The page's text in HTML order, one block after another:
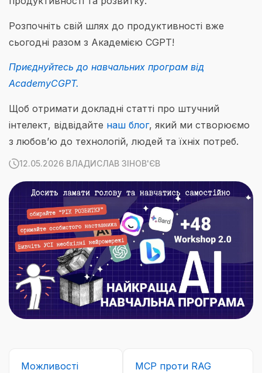
Розпочніть свій шлях до продуктивності вже
сьогодні разом з Академією CGPT!
Приєднуйтесь до навчальних програм від
AcademyCGPT.
Щоб отримати докладні статті про штучний
інтелект, відвідайте наш блог, який ми створюємо
з любов’ю до технологій, людей та їхніх потреб.
12.05.2026 ВЛАДИСЛАВ ЗІНОВ'ЄВ
Можливості
MCP проти RAG